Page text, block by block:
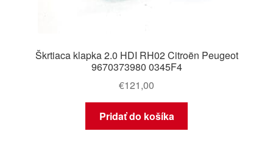
Škrtiaca klapka 2.0 HDI RH02 Citroën Peugeot
9670373980 0345F4
€121,00
Pridať do košíka